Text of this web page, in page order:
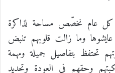
عام نخصّص مساحة لذاكرة
وما زالت قلوبهم تنبض
تحتفظ بتفاصيل جميلة ومهمة
وحقهم في العودة وتحديد